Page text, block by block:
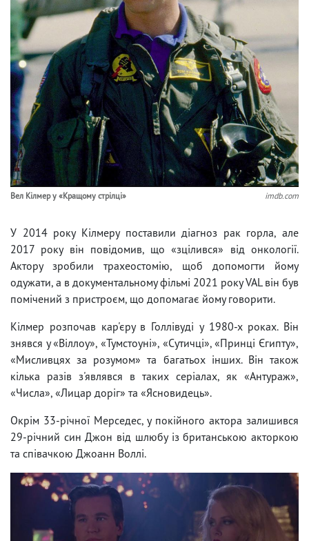
Вел Кілмер у «Кращому стрілці» imdb.com
У 2014 року Кілмеру поставили діагноз рак горла, але
2017 року він повідомив, що «зцілився» від онкології.
Актору зробили трахеостомію, щоб допомогти йому
одужати, а в документальному фільмі 2021 року VAL він був
помічений з пристроєм, що допомагає йому говорити.
Кілмер розпочав кар'єру в Голлівуді у 1980-х роках. Він
знявся у «Віллоу», «Тумстоуні», «Сутичці», «Принці Єгипту»,
«Мисливцях за розумом» та багатьох інших. Він також
кілька разів з'являвся в таких серіалах, як «Антураж»,
«Числа», «Лицар доріг» та «Ясновидець».
Окрім 33-річної Мерседес, у покійного актора залишився
29-річний син Джон від шлюбу із британською акторкою
та співачкою Джоанн Воллі.